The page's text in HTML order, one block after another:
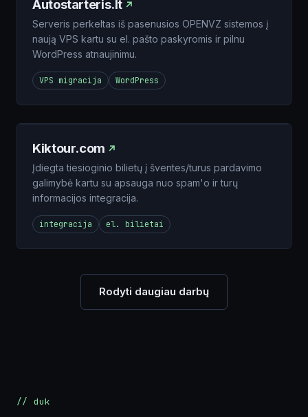
Autostarteris.lt
Serveris perkeltas iš pasenusios OPENVZ sistemos į
naują VPS kartu su el. pašto paskyromis ir pilnu
WordPress atnaujinimu.
VPS migracija WordPress
Kiktour.com
Įdiegta tiesioginio bilietų į šventes/turus pardavimo
galimybė kartu su apsauga nuo spam'o ir turų
informacijos integracija.
integracija el. bilietai
Rodyti daugiau darbų
// duk